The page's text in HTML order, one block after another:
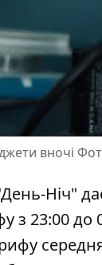
вночі
Ніч"
з 23:00